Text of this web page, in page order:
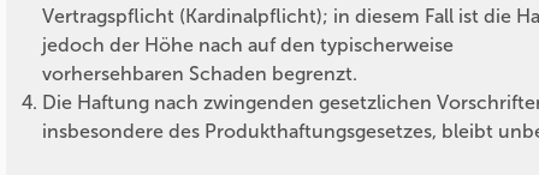
Vertragspflicht (Kardinalpflicht); in diesem Fall ist die
jedoch der Höhe nach auf den typischerweise
vorhersehbaren Schaden begrenzt.
Die Haftung nach zwingenden gesetzlichen
insbesondere des Produkthaftungsgesetzes, bleibt